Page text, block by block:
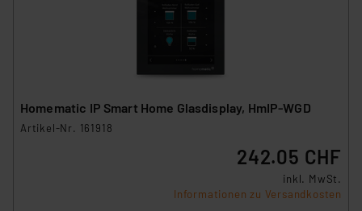
Homematic IP Smart Home Glasdisplay, HmIP-WGD
Artikel-Nr. 161918
242.05 CHF
inkl. MwSt.
Informationen zu Versandkosten